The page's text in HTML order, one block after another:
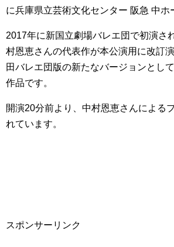
に兵庫県立芸術文化センター 阪急 中ホ
2017年に新国立劇場バレエ団で初演さ
村恩恵さんの代表作が本公演用に改訂
田バレエ団版の新たなバージョンとし
作品です。
開演20分前より、中村恩恵さんによる
れています。
スポンサーリンク